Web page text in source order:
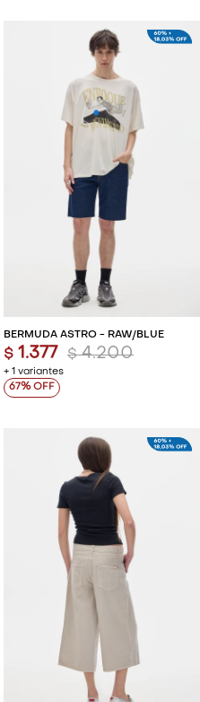
BERMUDA ASTRO - RAW/BLUE
+ 1 variantes
$ 1.377 $ 4.200
67